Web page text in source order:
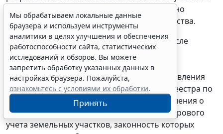
общества, возложена обязанность повторно
рассмотреть заявление (декларации) общества.
Однако данное постановление принято после
принятия управлением оспариваемого по
настоящему делу решения. Кроме того, по
результатам повторного рассмотрения заявления
(деклараций) общества Управлением Росреестра по
Новосибирской области вынесены уведомления о
приостановлении государственного кадастрового
учета земельных участков, законность которых
Мы обрабатываем локальные данные
браузера и используем инструменты
аналитики в целях улучшения и обеспечения
работоспособности сайта, статистических
исследований и обзоров. Вы можете
запретить обработку указанных данных в
настройках браузера. Пожалуйста,
ознакомьтесь с условиями их обработки.
Принять